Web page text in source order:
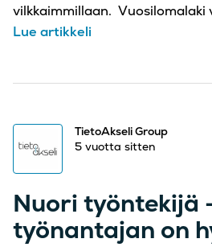
vilkkaimmillaan. Vuosilomalaki
Lue artikkeli
TietoAkseli Group
5 vuotta sitten
Nuori työntekijä
työnantajan on